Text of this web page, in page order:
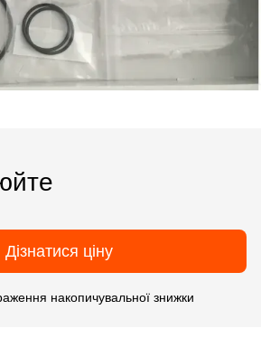
Дізнатися ціну
накопичувальної знижки